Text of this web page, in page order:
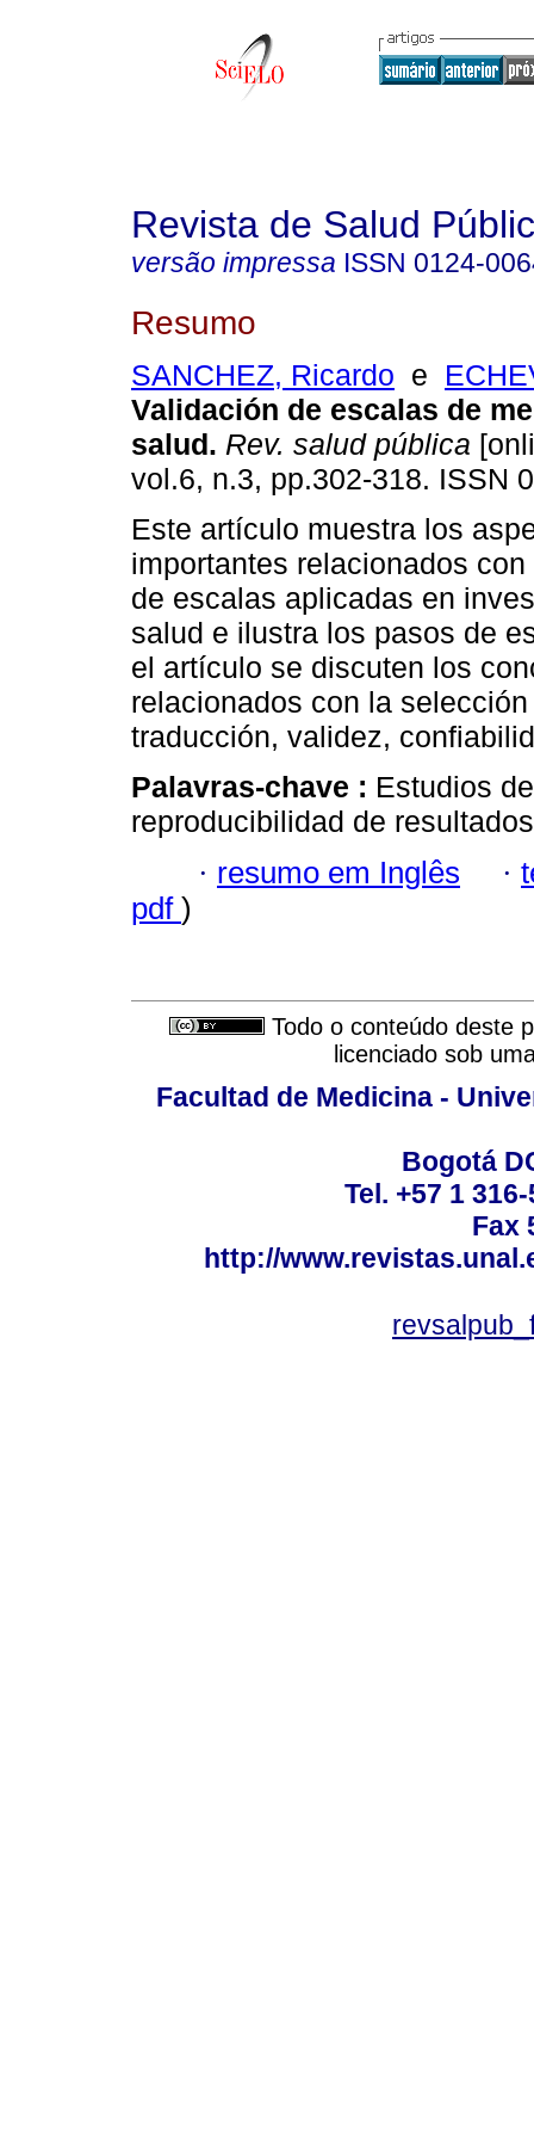
Revista de Salud
versão impressa ISSN 0124-
Resumo
SANCHEZ, Ricardo e
Validación de escalas de
salud. Rev. salud pública
vol.6, n.3, pp.302-318. ISSN
Este artículo muestra los
importantes relacionados
de escalas aplicadas en
salud e ilustra los pasos de
el artículo se discuten los
relacionados con la
traducción, validez,
Palavras-chave : Estudios
reproducibilidad de
· resumo em Inglês ·
pdf )
Todo o conteúdo deste
licenciado sob
Facultad de Medicina -
Bogotá
Tel. +57 1
Fax
http://